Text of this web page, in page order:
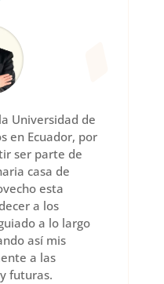
Universidad de
en Ecuador, por
ser parte de
casa de
esta
a los
a lo largo
así mis
a las
futuras.